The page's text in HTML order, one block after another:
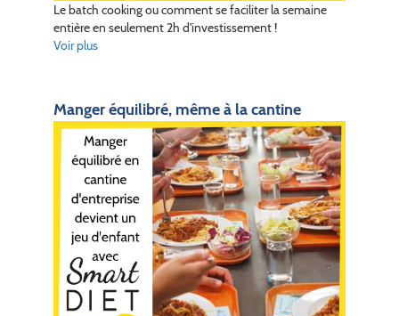
Le batch cooking ou comment se faciliter la semaine
entière en seulement 2h d'investissement !
Voir plus
Manger équilibré, même à la cantine